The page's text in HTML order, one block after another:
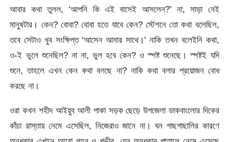
আবার কথা তুলল, ‘আপনি কি এই বাসেই আসলেন?’ না, সাড়া নেই
মানুষটার। কেন? বোবা? বোবা হতে যাবে কেন? স্টেশনে তো কথা বলেছিল,
তবে সেটাও খুব সংক্ষিপ্ত ‘আসেন আমার সাথে।’ নাকি তখন বলেইনি কথা,
ও-ই ভুলে শুনেছিল? না না, ভুল হবে কেন? ও স্পষ্ট শুনেছে। স্পষ্টই যদি
শুনে, তাহলে এখন কেন কথা বলছে না? নাকি কথা বলার প্রয়োজন বোধ
করছে না।
ওরা কখন শহীদ আইয়ুব আলী পাকা সড়ক ছেড়ে উপজেলা ডাকবাংলোর দিকের
কাঁচা রাস্তায় নেমে এসেছিল, নিজেরাও জানে না। ঘন গাছগাছালির কারণে